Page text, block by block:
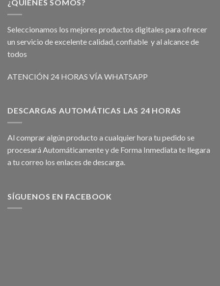
¿QUIÉNES SOMOS?
Seleccionamos los mejores productos digitales para ofrecer
un servicio de excelente calidad, confiable y al alcance de
todos
ATENCIÓN 24 HORAS VÍA WHATSAPP
DESCARGAS AUTOMÁTICAS LAS 24 HORAS
Al comprar algún producto a cualquier hora tu pedido se
procesará Automáticamente y de Forma Inmediata te llegara
a tu correo los enlaces de descarga.
SÍGUENOS EN FACEBOOK